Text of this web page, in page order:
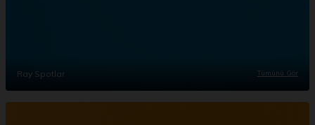
Ray Spotlar Tümünü Gör